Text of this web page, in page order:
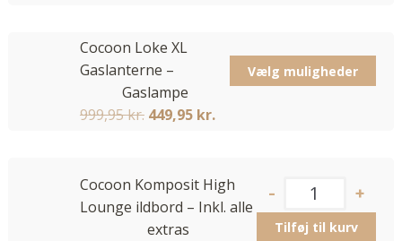
Cocoon Loke XL
Gaslanterne –
Gaslampe
999,95kr. 449,95 kr.
Vælg muligheder
Cocoon Komposit High
Lounge ildbord – Inkl. alle
extras
Tilføj til kurv